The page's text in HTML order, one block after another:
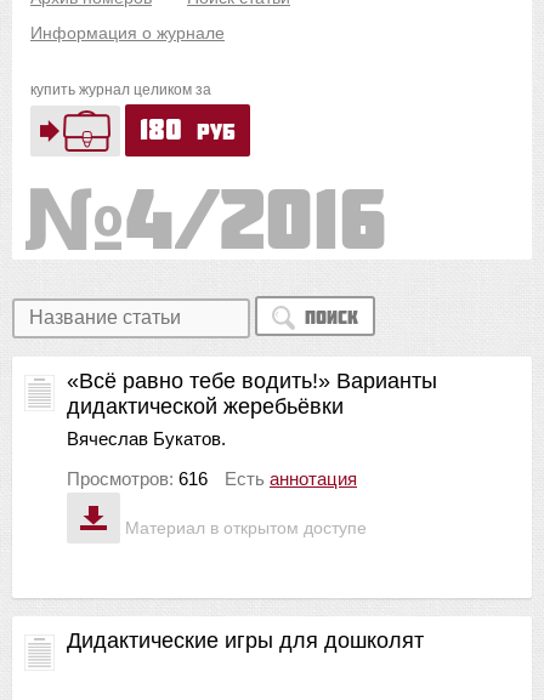
Информация о журнале
купить журнал целиком за
180 руб
4/2016
Поиск
Материал в открытом доступе
«Всё равно тебе водить!» Варианты
дидактической жеребьёвки
Вячеслав Букатов.
Просмотров: 616 Есть аннотация
Дидактические игры для дошколят